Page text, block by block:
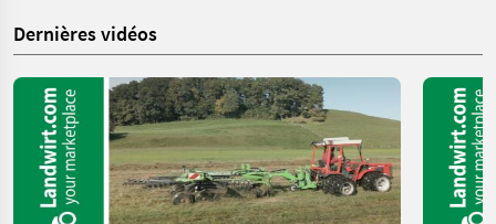
Dernières vidéos